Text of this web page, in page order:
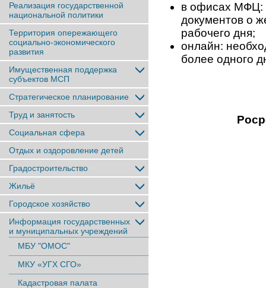
Реализация государственной
национальной политики
Территория опережающего
социально-экономического
развития
Имущественная поддержка
субъектов МСП
Стратегическое планирование
Труд и занятость
Социальная сфера
Отдых и оздоровление детей
Градостроительство
Жильё
Городское хозяйство
Информация государственных
и муниципальных учреждений
МБУ "ОМОС"
МКУ «УГХ СГО»
Кадастровая палата
в офисах МФЦ:
документов о
рабочего дня;
онлайн:
более одного